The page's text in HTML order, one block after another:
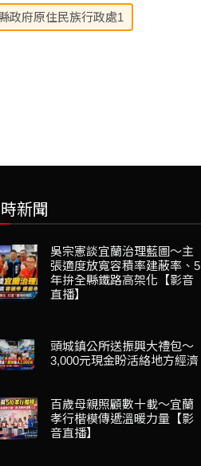
政府原住民族行政處1
新聞
吳宗憲談宜蘭治理藍圖～主
張適度放寬容積率建蔽率、5
年拚全縣鐵路高架化【影音
直播】
頭城鎮公所送振興大禮包～
3,000元現金盼活絡地方經濟
百歲母親照顧數十載～宜蘭
孝行楷模傳遞溫暖力量【影
音直播】